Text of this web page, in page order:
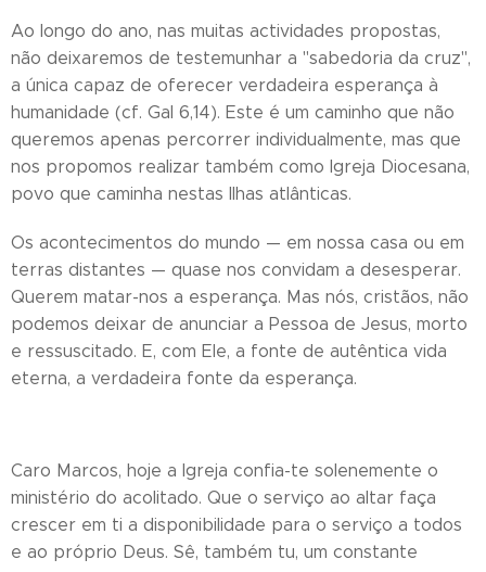
Ao longo do ano, nas muitas actividades propostas,
não deixaremos de testemunhar a "sabedoria da cruz",
a única capaz de oferecer verdadeira esperança à
humanidade (cf. Gal 6,14). Este é um caminho que não
queremos apenas percorrer individualmente, mas que
nos propomos realizar também como Igreja Diocesana,
povo que caminha nestas Ilhas atlânticas.
Os acontecimentos do mundo — em nossa casa ou em
terras distantes — quase nos convidam a desesperar.
Querem matar-nos a esperança. Mas nós, cristãos, não
podemos deixar de anunciar a Pessoa de Jesus, morto
e ressuscitado. E, com Ele, a fonte de autêntica vida
eterna, a verdadeira fonte da esperança.
Caro Marcos, hoje a Igreja confia-te solenemente o
ministério do acolitado. Que o serviço ao altar faça
crescer em ti a disponibilidade para o serviço a todos
e ao próprio Deus. Sê, também tu, um constante